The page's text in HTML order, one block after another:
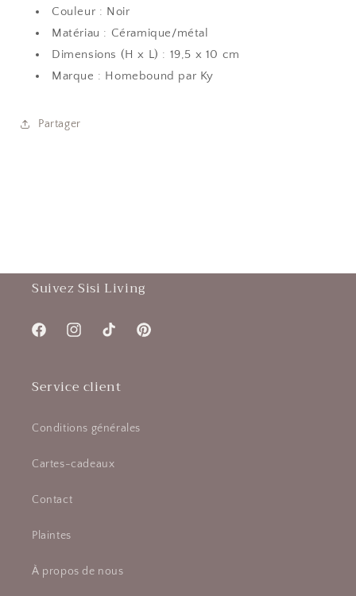
goutte
Noir
goutte
Noir
Couleur : Noir
Matériau : Céramique/métal
Dimensions (H x L) : 19,5 x 10 cm
Marque : Homebound par Ky
Partager
Suivez Sisi Living
FacebookInstagramTikTok Pinterest
Service client
Conditions générales
Cartes-cadeaux
Contact
Plaintes
À propos de nous